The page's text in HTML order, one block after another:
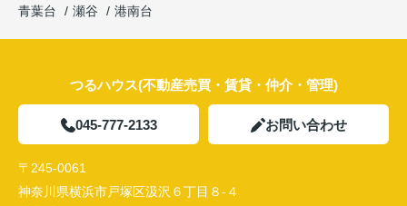
青葉台
瀬谷 港南台
つるハウス(不動産売買・賃貸・仲介・管理)
045-777-2133 お問い合わせ
〒245-0061
神奈川県横浜市戸塚区汲沢６丁目８-４